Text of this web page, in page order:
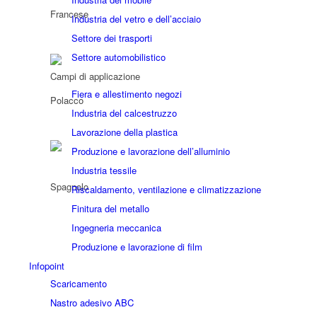
Industria del vetro e dell’acciaio
Settore dei trasporti
Settore automobilistico
Campi di applicazione
Fiera e allestimento negozi
Industria del calcestruzzo
Lavorazione della plastica
Produzione e lavorazione dell’alluminio
Industria tessile
Riscaldamento, ventilazione e climatizzazione
Finitura del metallo
Ingegneria meccanica
Produzione e lavorazione di film
Infopoint
Scaricamento
Nastro adesivo ABC